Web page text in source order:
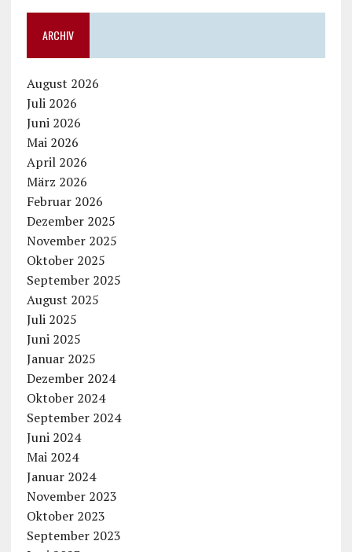
ARCHIV
August 2026
Juli 2026
Juni 2026
Mai 2026
April 2026
März 2026
Februar 2026
Dezember 2025
November 2025
Oktober 2025
September 2025
August 2025
Juli 2025
Juni 2025
Januar 2025
Dezember 2024
Oktober 2024
September 2024
Juni 2024
Mai 2024
Januar 2024
November 2023
Oktober 2023
September 2023